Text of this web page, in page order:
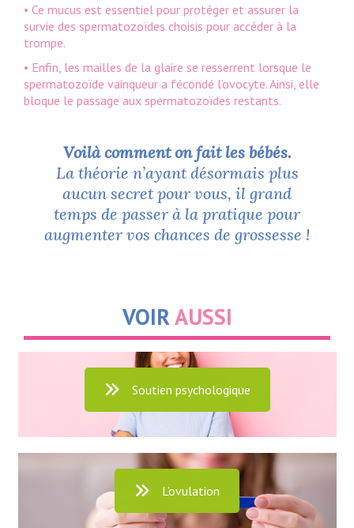
• Ce mucus est essentiel pour protéger et assurer la
survie des spermatozoïdes choisis pour accéder à la
trompe.
• Enfin, les mailles de la glaire se resserrent lorsque le
spermatozoïde vainqueur a fécondé l’ovocyte. Ainsi, elle
bloque le passage aux spermatozoïdes restants.
Voilà comment on fait les bébés.
La théorie n’ayant désormais plus
aucun secret pour vous, il grand
temps de passer à la pratique pour
augmenter vos chances de grossesse !
VOIRAUSSI
Soutien psychologique
L’ovulation